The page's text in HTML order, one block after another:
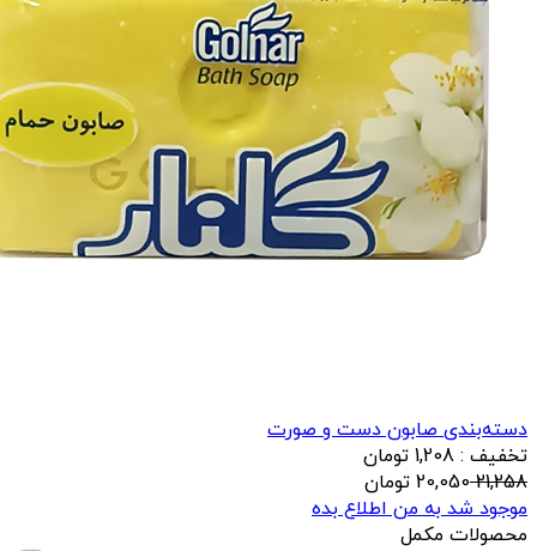
دسته‌بندی صابون دست و صورت
تخفیف : 1,208 تومان
21,258
20,050 تومان
موجود شد به من اطلاع بده
محصولات مکمل